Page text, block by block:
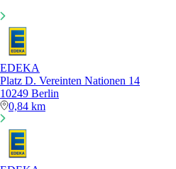
EDEKA
Platz D. Vereinten Nationen 14
10249 Berlin
0,84 km